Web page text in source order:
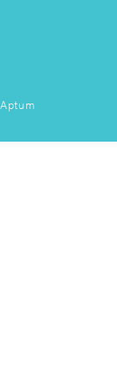
Aptum